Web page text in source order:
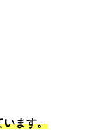
います。